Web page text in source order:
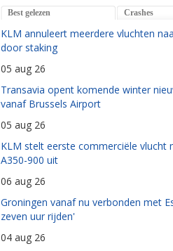
Best gelezen Crashes
KLM annuleert meerdere vluchten
door staking
05 aug 26
Transavia opent komende winter
vanaf Brussels Airport
05 aug 26
KLM stelt eerste commerciële vlucht
A350-900 uit
06 aug 26
Groningen vanaf nu verbonden met
zeven uur rijden'
04 aug 26